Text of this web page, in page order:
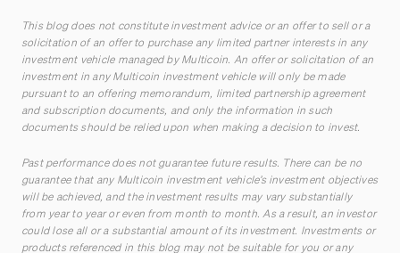
This blog does not constitute investment advice or an offer to sell or a
solicitation of an offer to purchase any limited partner interests in any
investment vehicle managed by Multicoin. An offer or solicitation of an
investment in any Multicoin investment vehicle will only be made
pursuant to an offering memorandum, limited partnership agreement
and subscription documents, and only the information in such
documents should be relied upon when making a decision to invest.
Past performance does not guarantee future results. There can be no
guarantee that any Multicoin investment vehicle’s investment objectives
will be achieved, and the investment results may vary substantially
from year to year or even from month to month. As a result, an investor
could lose all or a substantial amount of its investment. Investments or
products referenced in this blog may not be suitable for you or any